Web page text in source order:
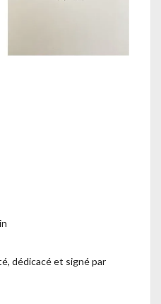
dédicacé et signé par